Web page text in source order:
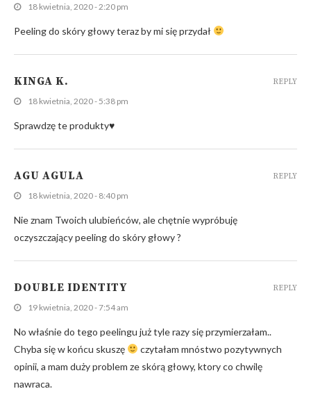
18 kwietnia, 2020 - 2:20 pm
Peeling do skóry głowy teraz by mi się przydał
KINGA K.
18 kwietnia, 2020 - 5:38 pm
Sprawdzę te produkty♥
REPLY
AGU AGULA
18 kwietnia, 2020 - 8:40 pm
Nie znam Twoich ulubieńców, ale chętnie wypróbuję
oczyszczający peeling do skóry głowy ?
REPLY
DOUBLE IDENTITY
19 kwietnia, 2020 - 7:54 am
No właśnie do tego peelingu już tyle razy się przymierzałam..
Chyba się w końcu skuszę
czytałam mnóstwo pozytywnych
opinii, a mam duży problem ze skórą głowy, ktory co chwilę
nawraca.
REPLY